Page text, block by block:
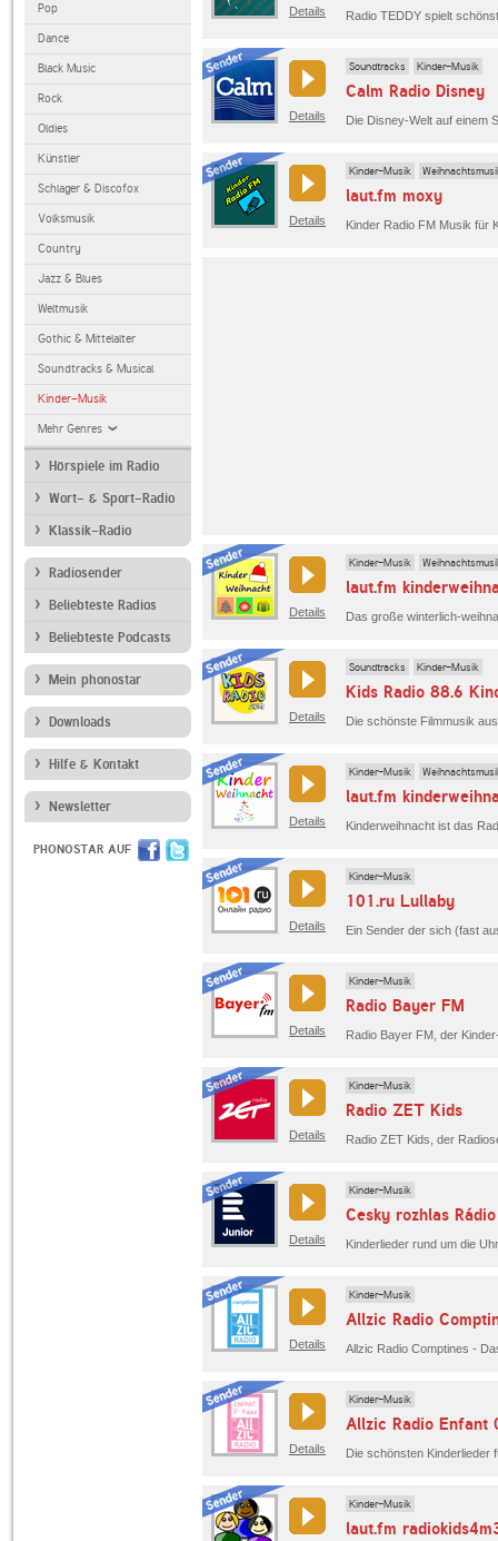
Pop
Dance
Black Music
Rock
Oldies
Künstler
Schlager & Discofox
Volksmusik
Country
Jazz & Blues
Weltmusik
Gothic & Mittelalter
Soundtracks & Musical
Kinder-Musik
Mehr Genres
Hörspiele im Radio
Wort- & Sport-Radio
Klassik-Radio
Radiosender
Beliebteste Radios
Beliebteste Podcasts
Mein phonostar
Downloads
Hilfe & Kontakt
Newsletter
PHONOSTAR AUF
Details Radio TEDDY spielt
Details
Soundtracks Kinder-Musik
Calm Radio Disney
Die Disney-Welt auf einem
Details
Kinder-Musik
laut.fm moxy
Details
Kinder-Musik
laut.fm
Details
Soundtracks Kinder-Musik
Kids Radio 88.6
Die schönste Filmmusik
Details
Kinder-Musik
laut.fm
Details
Kinder-Musik
101.ru Lullaby
Details
Kinder-Musik
Radio Bayer FM
Radio Bayer FM, der
Details
Kinder-Musik
Radio ZET Kids
Radio ZET Kids, der
Details
Kinder-Musik
Cesky rozhlas
Details
Kinder-Musik
Allzic Radio
Details
Kinder-Musik
Allzic Radio Enfant
Kinder-Musik
laut.fm